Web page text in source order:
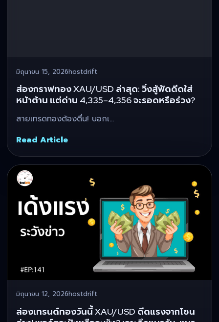
มิถุนายน 15, 2026hostdrift
ส่องกราฟทอง XAU/USD ล่าสุด: วิ่งสู้ฟัดดีดใส่
หน้าต้าน แต่ด่าน 4,335–4,356 จะรอดหรือร่วง?
สายเทรดทองต้องตื่น! บอกเ…
Read Article
มิถุนายน 12, 2026hostdrift
ส่องเทรนด์ทองวันนี้ XAU/USD ดีดแรงจากโซน